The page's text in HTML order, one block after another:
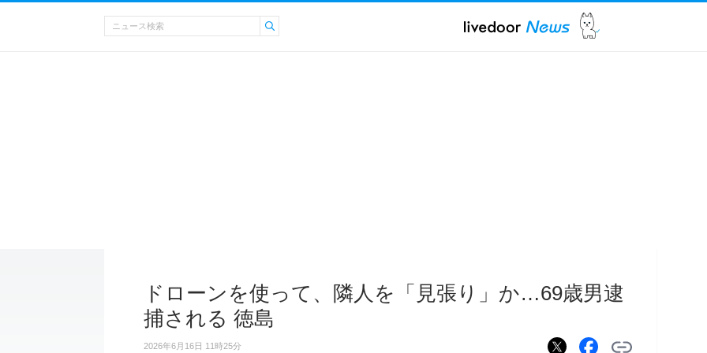
ドローンを使って、隣人を「見張り」か…69歳男逮
捕される 徳島
2026年6月16日 11時25分